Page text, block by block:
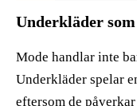
Underkläder
Mode handlar inte
Underkläder spelar
eftersom de